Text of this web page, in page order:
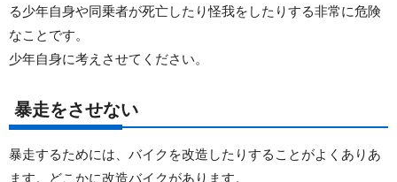
る少年自身や同乗者が死亡したり怪我をしたりする非常に危険
なことです。
少年自身に考えさせてください。
暴走をさせない
暴走するためには、バイクを改造したりすることがよくありあ
ます。どこかに改造バイクがあります。